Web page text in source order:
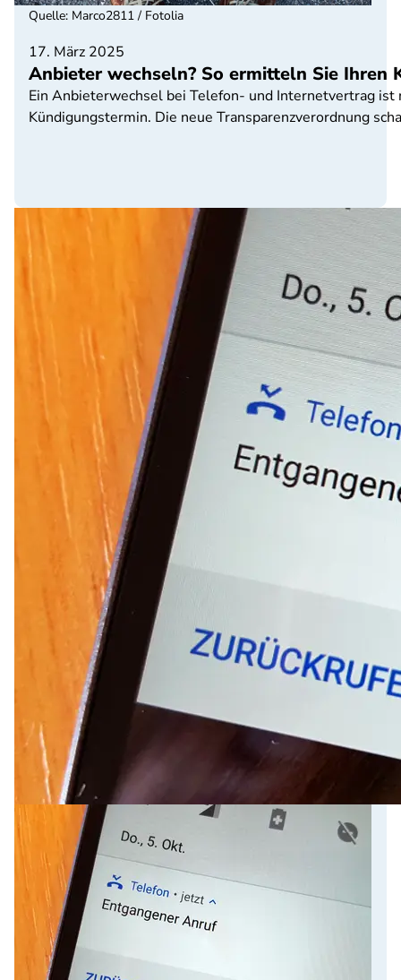
17. März 2025
Anbieter wechseln? So ermitteln Sie Ihren
Ein Anbieterwechsel bei Telefon- und Internetvertrag
Kündigungstermin. Die neue Transparenzverordnung
Quelle: Marco2811 / Fotolia